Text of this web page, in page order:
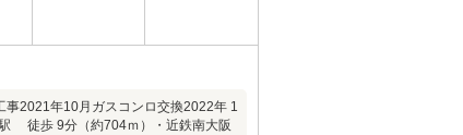
2021年10月ガスコンロ交換2022年 1
徒歩 9分（約704ｍ）・近鉄南大阪